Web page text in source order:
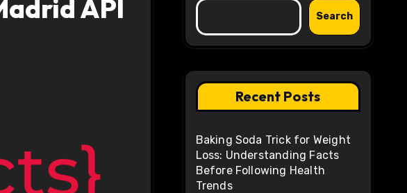
API Search
Recent Posts
Baking Soda Trick for Weight
Loss: Understanding Facts
Before Following Health
Trends